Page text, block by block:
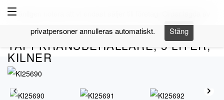
Navigering
NX-10568-
TAPPKRANSBEHÅLLARE, 5 LITER,
KILNER
Vänligen notera att vi endast säljer till företag. Order lagda av
privatpersoner annulleras automatiskt.
Stäng